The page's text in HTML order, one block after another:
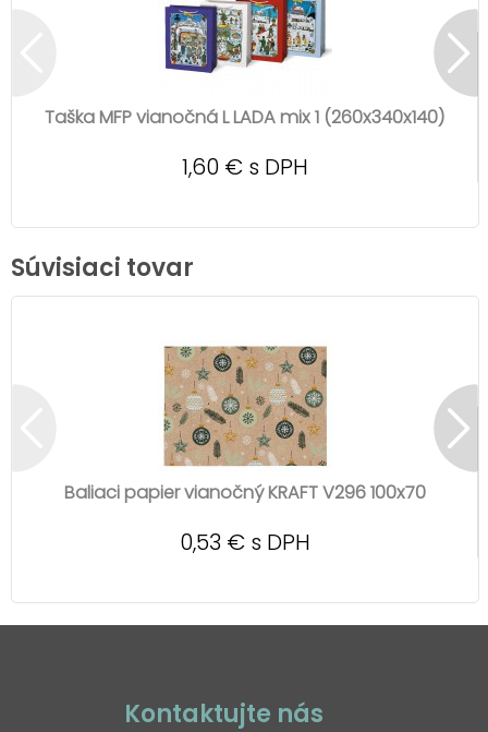
Taška MFP vianočná L LADA mix 1 (260x340x140)
1,60 € s DPH
Súvisiaci tovar
Baliaci papier vianočný KRAFT V296 100x70
0,53 € s DPH
Kontaktujte nás